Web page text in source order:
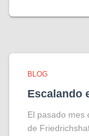
BLOG
Escalando
El pasado mes
de